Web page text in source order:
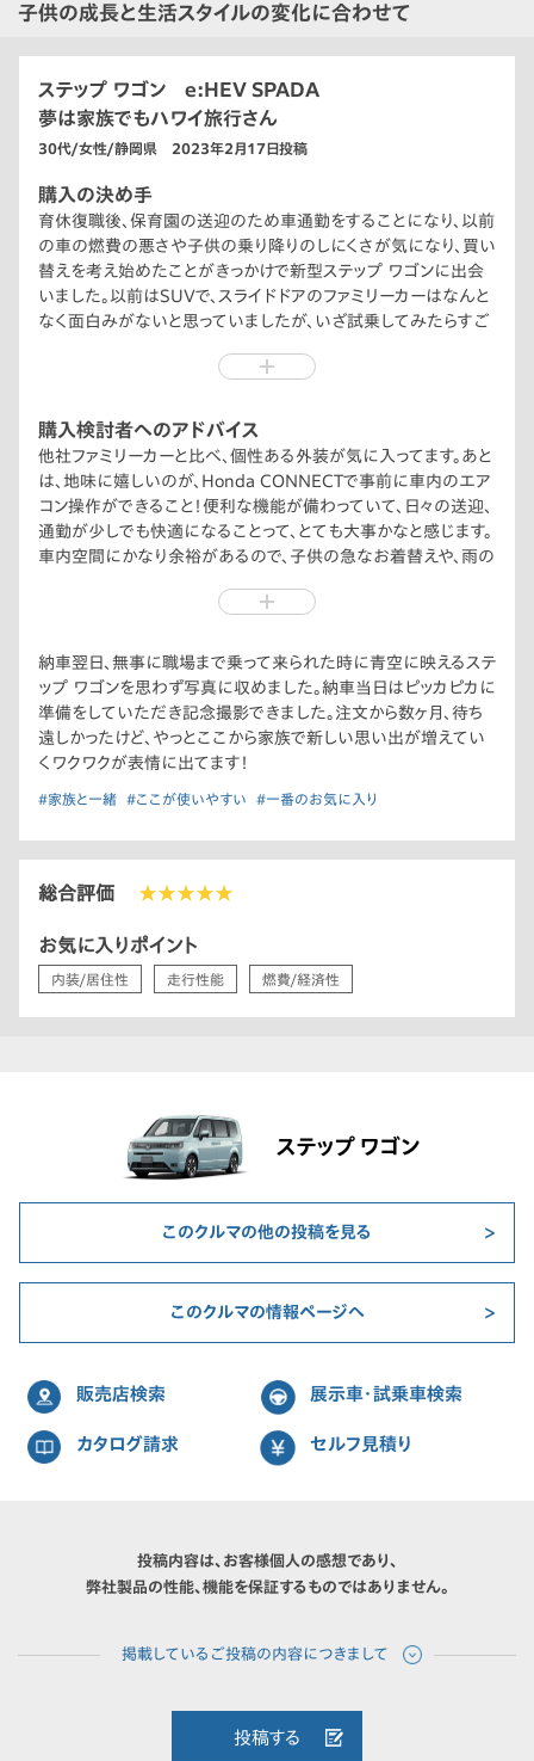
子供の成長と生活スタイルの変化に合わせて
ステップ ワゴン e:HEV SPADA
夢は家族でもハワイ旅行さん
30代/女性/静岡県 2023年2月17日投稿
購入の決め手
育休復職後、保育園の送迎のため車通勤をすることになり、以前
の車の燃費の悪さや子供の乗り降りのしにくさが気になり、買い
替えを考え始めたことがきっかけで新型ステップ ワゴンに出会
いました。以前はSUVで、スライドドアのファミリーカーはなんと
なく面白みがないと思っていましたが、いざ試乗してみたらすご
しやすいことに感動！燃費も確実に良くなることが購入の決め手
込んでくれるようになりました。休日は、公園の駐車場などに停
めて車内で快適にテイクアウトランチを楽しんでます。子供も親
も笑顔になれる車で、買い替えて良かったと感じています。
購入検討者へのアドバイス
他社ファミリーカーと比べ、個性ある外装が気に入ってます。あと
は、地味に嬉しいのが、Honda CONNECTで事前に車内のエア
コン操作ができること！便利な機能が備わっていて、日々の送迎、
通勤が少しでも快適になることって、とても大事かなと感じます。
車内空間にかなり余裕があるので、子供の急なお着替えや、雨の
納車翌日、無事に職場まで乗って来られた時に青空に映えるステ
ップ ワゴンを思わず写真に収めました。納車当日はピッカピカに
準備をしていただき記念撮影できました。注文から数ヶ月、待ち
遠しかったけど、やっとここから家族で新しい思い出が増えてい
くワクワクが表情に出てます！
#家族と一緒 #ここが使いやすい #一番のお気に入り
総合評価 ★★★★★
お気に入りポイント
内装/居住性 走行性能 燃費/経済性
ステップ ワゴン
このクルマの他の投稿を見る
このクルマの情報ページへ
販売店検索 展示車・試乗車検索
カタログ請求 セルフ見積り
投稿内容は、お客様個人の感想であり、
弊社製品の性能、機能を保証するものではありません。
投稿する